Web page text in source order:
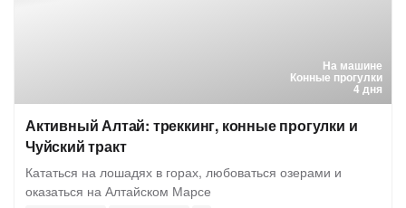
На машине
Конные прогулки
4 дня
Активный Алтай: треккинг, конные прогулки и
Чуйский тракт
Кататься на лошадях в горах, любоваться озерами и
оказаться на Алтайском Марсе